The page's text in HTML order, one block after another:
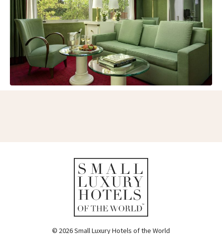
© 2026 Small Luxury Hotels of the World